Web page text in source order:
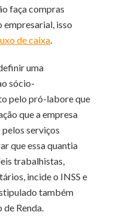
faça compras
empresarial, isso
de caixa
uma
sócio-
pelo pró-labore que
que a empresa
serviços
que essa quantia
trabalhistas,
incide o INSS e
também
Renda.